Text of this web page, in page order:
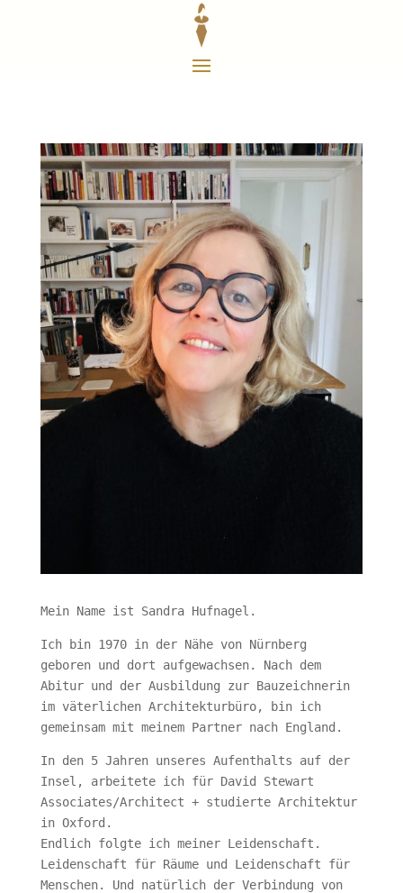
Mein Name ist Sandra Hufnagel.
Ich bin 1970 in der Nähe von Nürnberg
geboren und dort aufgewachsen. Nach dem
Abitur und der Ausbildung zur Bauzeichnerin
im väterlichen Architekturbüro, bin ich
gemeinsam mit meinem Partner nach England.
In den 5 Jahren unseres Aufenthalts auf der
Insel, arbeitete ich für David Stewart
Associates/Architect + studierte Architektur
in Oxford.
Endlich folgte ich meiner Leidenschaft.
Leidenschaft für Räume und Leidenschaft für
Menschen. Und natürlich der Verbindung von